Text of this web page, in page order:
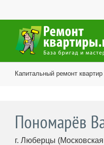
Капитальный ремонт квартир
Пономарёв
г. Люберцы (Московская